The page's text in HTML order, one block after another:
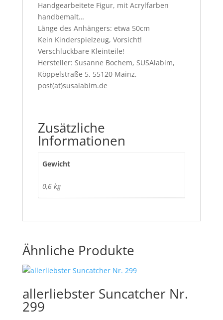
Handgearbeitete Figur, mit Acrylfarben
handbemalt…
Länge des Anhängers: etwa 50cm
Kein Kinderspielzeug, Vorsicht!
Verschluckbare Kleinteile!
Hersteller: Susanne Bochem, SUSAlabim,
Köppelstraße 5, 55120 Mainz,
post(at)susalabim.de
Zusätzliche
Informationen
Gewicht
0,6 kg
Ähnliche Produkte
allerliebster Suncatcher Nr.
299